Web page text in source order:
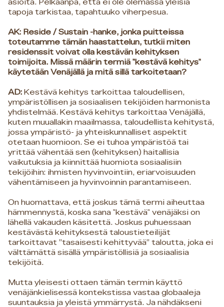
asioita. Pelkäänpä, että ei ole olemassa yleisiä
tapoja tarkistaa, tapahtuuko viherpesua.
AK: Reside / Sustain -hanke, jonka puitteissa
toteutamme tämän haastattelun, tutkii miten
residenssit voivat olla kestävän kehityksen
toimijoita. Missä määrin termiä "kestävä kehitys"
käytetään Venäjällä ja mitä sillä tarkoitetaan?
AD: Kestävä kehitys tarkoittaa taloudellisen,
ympäristöllisen ja sosiaalisen tekijöiden harmonista
yhdistelmää. Kestävä kehitys tarkoittaa Venäjällä,
kuten muuallakin maailmassa, taloudellista kehitystä,
jossa ympäristö- ja yhteiskunnalliset aspektit
otetaan huomioon. Se ei tuhoa ympäristöä tai
yrittää vähentää sen (kehityksen) haitallisia
vaikutuksia ja kiinnittää huomiota sosiaalisiin
tekijöihin: ihmisten hyvinvointiin, eriarvoisuuden
vähentämiseen ja hyvinvoinnin parantamiseen.
On huomattava, että joskus tämä termi aiheuttaa
hämmennystä, koska sana "kestävä" venäjäksi on
lähellä vakauden käsitettä. Joskus puhuessaan
kestävästä kehityksestä taloustieteilijät
tarkoittavat ”tasaisesti kehittyvää” taloutta, joka ei
välttämättä sisällä ympäristöllisiä ja sosiaalisia
tekijöitä.
Mutta yleisesti ottaen tämän termin käyttö
venäjänkielisessä kontekstissa vastaa globaaleja
suuntauksia ja yleistä ymmärrystä. Ja nähdäkseni